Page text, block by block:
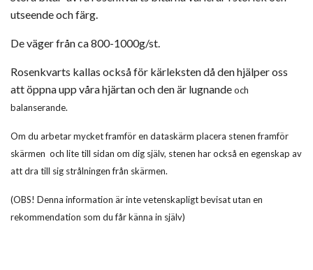
utseende och färg.
De väger från ca 800-1000g/st.
Rosenkvarts kallas också för kärleksten då den hjälper oss
att öppna upp våra hjärtan och den är lugnandeoch
balanserande.
Om du arbetar mycket framför en dataskärm placera stenen framför
skärmen och lite till sidan om dig själv, stenen harockså en egenskap av
att dra till sig strålningen från skärmen.
(OBS! Denna information är inte vetenskapligt bevisat utan en
rekommendation som du får känna in själv)